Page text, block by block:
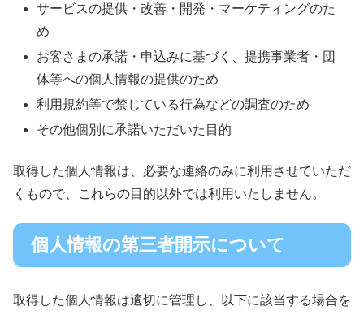
サービスの提供・改善・開発・マーケティングのた
め
お客さまの承諾・申込みに基づく、提携事業者・団
体等への個人情報の提供のため
利用規約等で禁じている行為などの調査のため
その他個別に承諾いただいた目的
取得した個人情報は、必要な連絡のみに利用させていただ
くもので、これらの目的以外では利用いたしません。
個人情報の第三者開示について
取得した個人情報は適切に管理し、以下に該当する場合を